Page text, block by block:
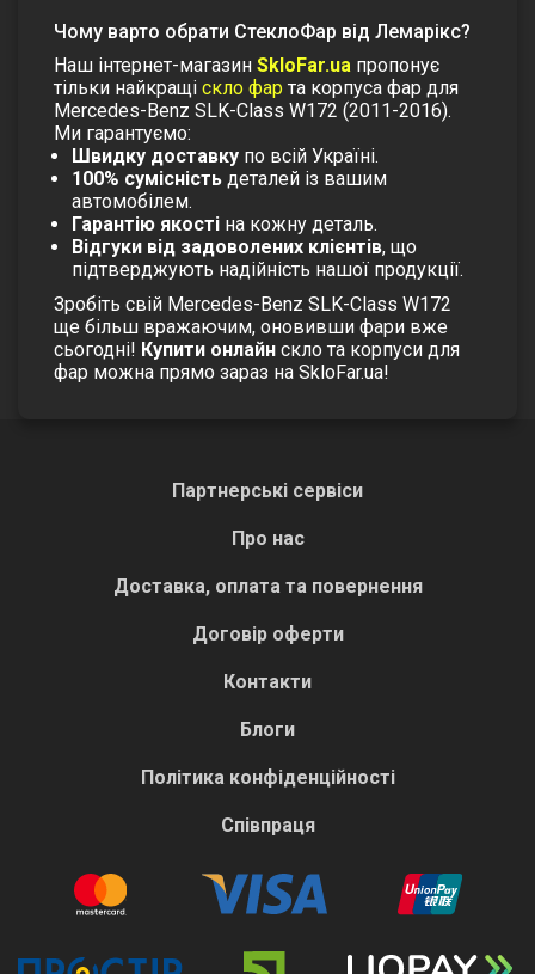
Чому варто обрати СтеклоФар від Лемарікс?
Наш інтернет-магазин SkloFar.ua пропонує
тільки найкращі скло фар та корпуса фар для
Mercedes-Benz SLK-Class W172 (2011-2016).
Ми гарантуємо:
Швидку доставку по всій Україні.
100% сумісність деталей із вашим
автомобілем.
Гарантію якості на кожну деталь.
Відгуки від задоволених клієнтів, що
підтверджують надійність нашої продукції.
Зробіть свій Mercedes-Benz SLK-Class W172
ще більш вражаючим, оновивши фари вже
сьогодні! Купити онлайн скло та корпуси для
фар можна прямо зараз на SkloFar.ua!
Партнерські сервіси
Про нас
Доставка, оплата та повернення
Договір оферти
Контакти
Блоги
Політика конфіденційності
Співпраця